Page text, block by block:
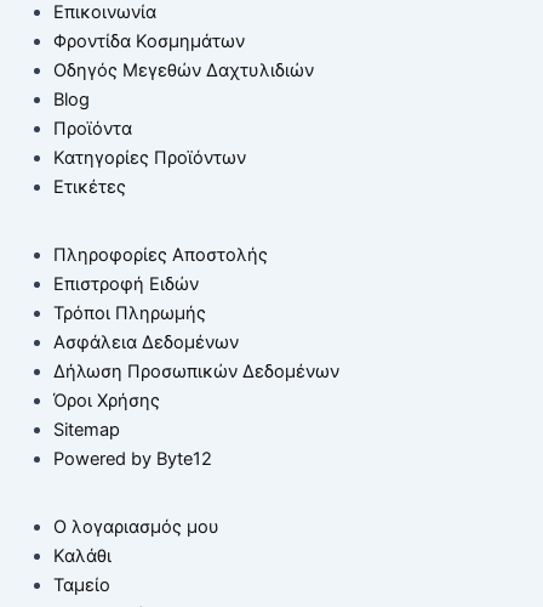
Επικοινωνία
Φροντίδα Κοσμημάτων
Οδηγός Μεγεθών Δαχτυλιδιών
Blog
Προϊόντα
Κατηγορίες Προϊόντων
Ετικέτες
Πληροφορίες Αποστολής
Επιστροφή Ειδών
Τρόποι Πληρωμής
Ασφάλεια Δεδομένων
Δήλωση Προσωπικών Δεδομένων
Όροι Χρήσης
Sitemap
Powered by Byte12
Ο λογαριασμός μου
Καλάθι
Ταμείο